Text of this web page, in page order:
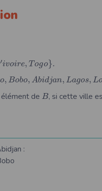
′ivoire, T ogo}.
o, Bobo, Abidjan, Lagos, L
de B, si cette ville
: